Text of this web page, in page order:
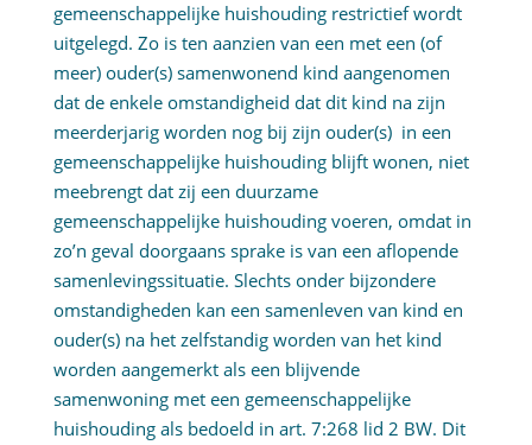
gemeenschappelijke huishouding restrictief wordt
uitgelegd. Zo is ten aanzien van een met een (of
meer) ouder(s) samenwonend kind aangenomen
dat de enkele omstandigheid dat dit kind na zijn
meerderjarig worden nog bij zijn ouder(s) in een
gemeenschappelijke huishouding blijft wonen, niet
meebrengt dat zij een duurzame
gemeenschappelijke huishouding voeren, omdat in
zo’n geval doorgaans sprake is van een aflopende
samenlevingssituatie. Slechts onder bijzondere
omstandigheden kan een samenleven van kind en
ouder(s) na het zelfstandig worden van het kind
worden aangemerkt als een blijvende
samenwoning met een gemeenschappelijke
huishouding als bedoeld in art. 7:268 lid 2 BW. Dit